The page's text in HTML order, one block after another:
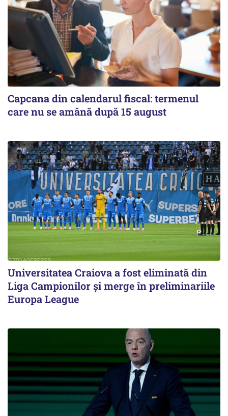
Capcana din calendarul fiscal: termenul
care nu se amână după 15 august
Universitatea Craiova a fost eliminată din
Liga Campionilor şi merge în preliminariile
Europa League